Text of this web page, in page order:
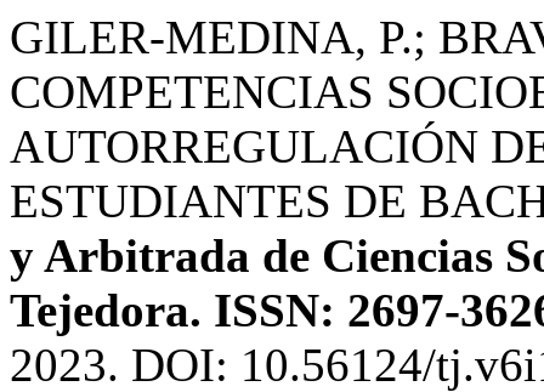
GILER-MEDINA, P.;
COMPETENCIAS
AUTORREGULACIÓN
ESTUDIANTES DE
y Arbitrada de Ciencias
Tejedora. ISSN: 2697-
2023. DOI: 10.56124/